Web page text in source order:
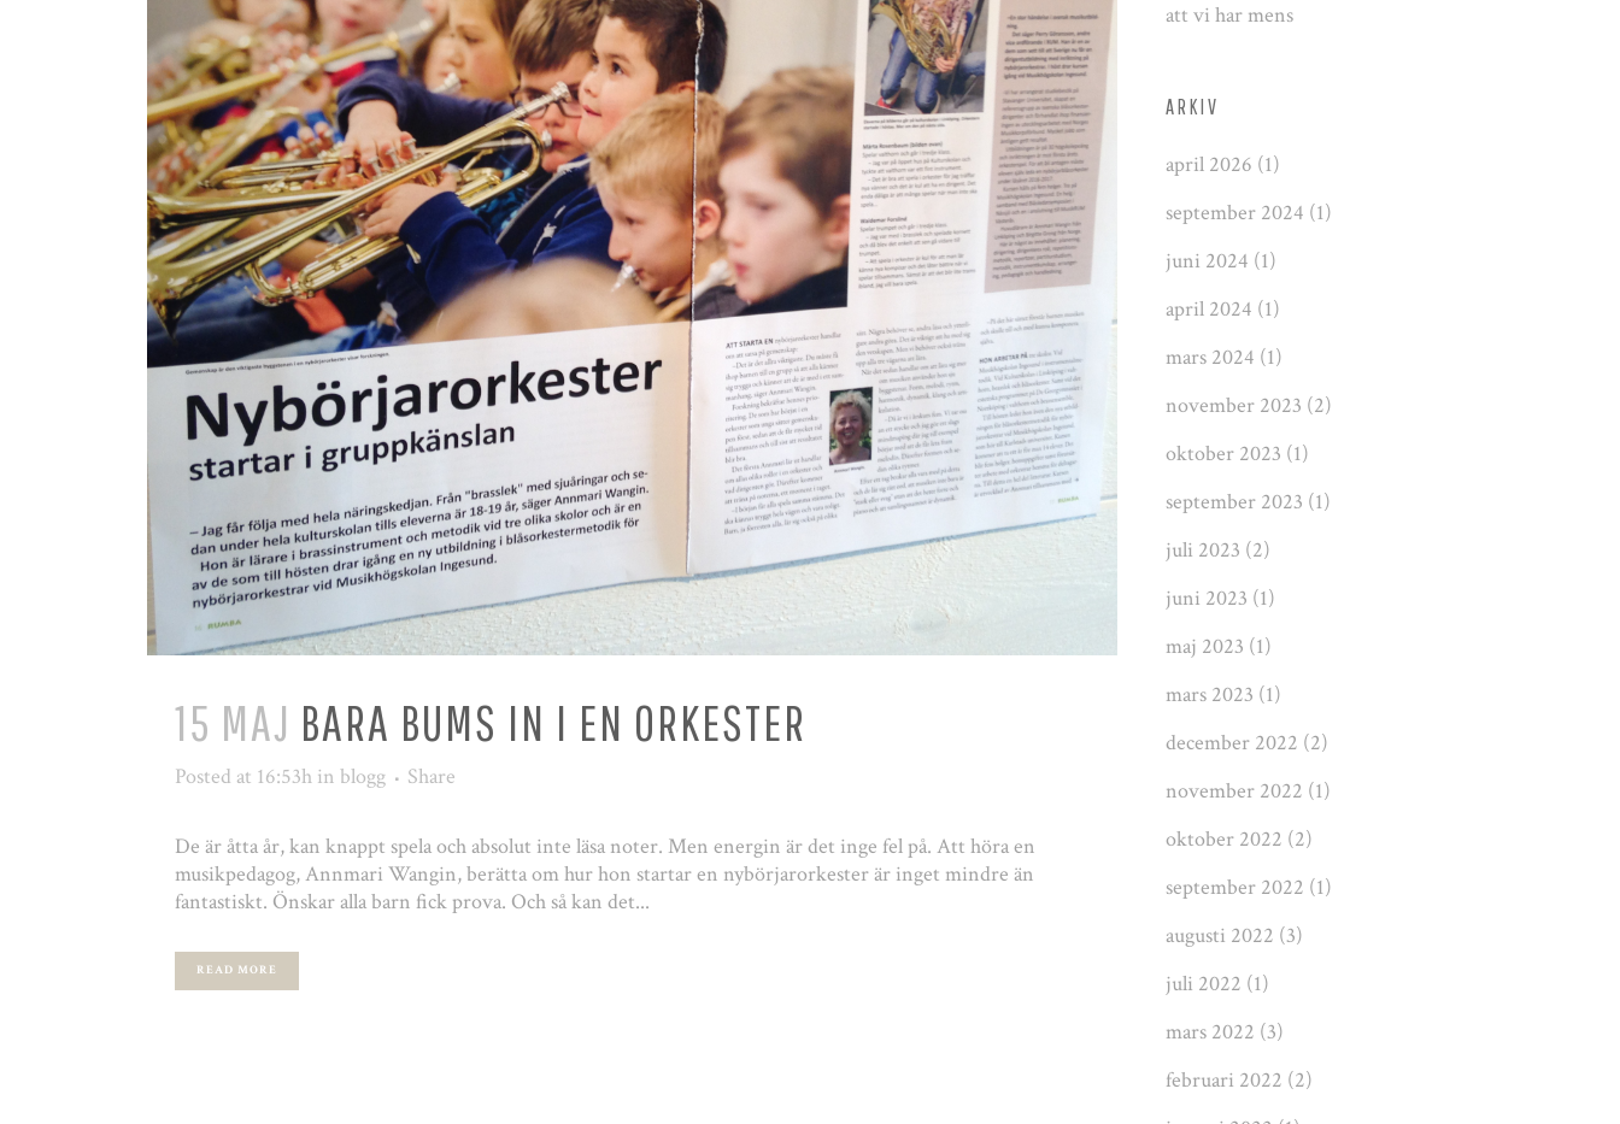
15 MAJ BARA BUMS IN I EN ORKESTER
Posted at 16:53h in blogg Share
De är åtta år, kan knappt spela och absolut inte läsa noter. Men energin är det inge fel på. Att höra en
musikpedagog, Annmari Wangin, berätta om hur hon startar en nybörjarorkester är inget mindre än
fantastiskt. Önskar alla barn fick prova. Och så kan det...
READ MORE
att vi har mens
ARKIV
april 2026 (1)
september 2024 (1)
juni 2024 (1)
april 2024 (1)
mars 2024 (1)
november 2023 (2)
oktober 2023 (1)
september 2023 (1)
juli 2023 (2)
juni 2023 (1)
maj 2023 (1)
mars 2023 (1)
december 2022 (2)
november 2022 (1)
oktober 2022 (2)
september 2022 (1)
augusti 2022 (3)
juli 2022 (1)
mars 2022 (3)
februari 2022 (2)